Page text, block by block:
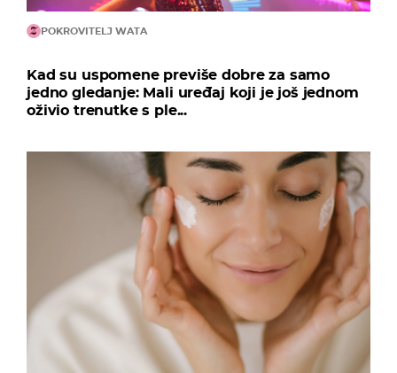
POKROVITELJ WATA
Kad su uspomene previše dobre za samo
jedno gledanje: Mali uređaj koji je još jednom
oživio trenutke s ple...